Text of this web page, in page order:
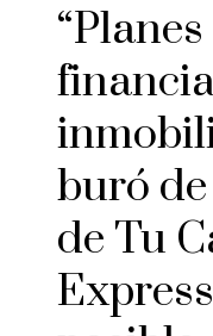
buró
de Tu